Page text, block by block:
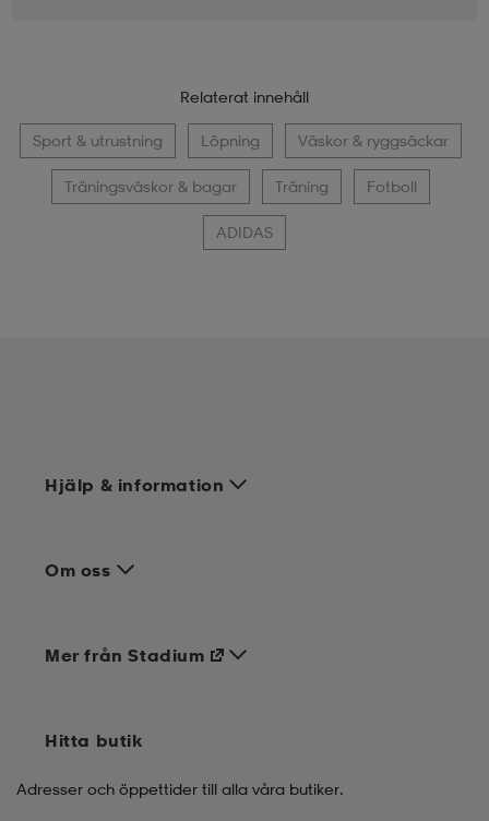
Relaterat innehåll
Sport & utrustning Löpning Väskor & ryggsäckar
Träningsväskor & bagar Träning Fotboll
ADIDAS
Hjälp & information
Om oss
Mer från Stadium
Hitta butik
Adresser och öppettider till alla våra butiker.